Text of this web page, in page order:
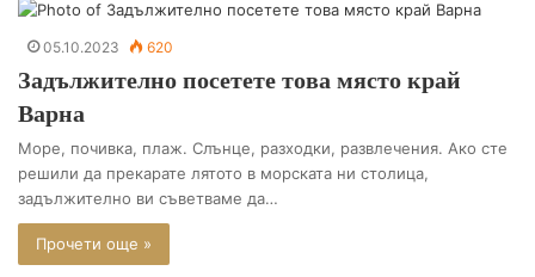
05.10.2023 620
Задължително посетете това място край
Варна
Море, почивка, плаж. Слънце, разходки, развлечения. Ако сте
решили да прекарате лятото в морската ни столица,
задължително ви съветваме да…
Прочети още »